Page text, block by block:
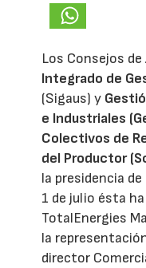
Los Consejos
Integrado de
(Sigaus) y
e Industriales
Colectivos de
del Productor
la presidencia
1 de julio ésta
TotalEnergies
la
director